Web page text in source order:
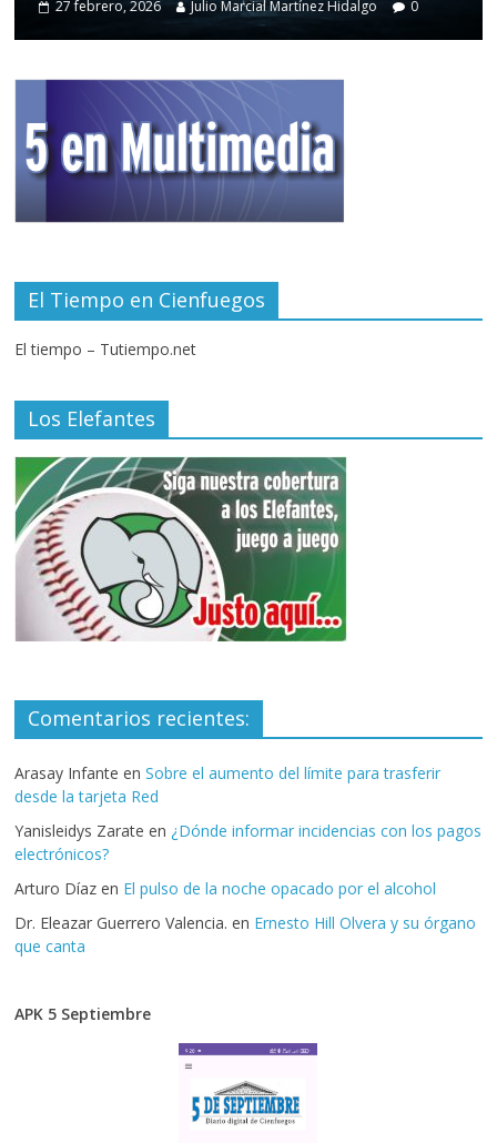
27 febrero, 2026 Julio Marcial Martínez Hidalgo 0
El Tiempo en Cienfuegos
El tiempo – Tutiempo.net
Los Elefantes
Comentarios recientes:
Arasay Infante enSobre el aumento del límite para trasferir
desde la tarjeta Red
Yanisleidys Zarate en ¿Dónde informar incidencias con los pagos
electrónicos?
Arturo Díaz en El pulso de la noche opacado por el alcohol
Dr. Eleazar Guerrero Valencia. en Ernesto Hill Olvera y su órgano
que canta
APK 5 Septiembre